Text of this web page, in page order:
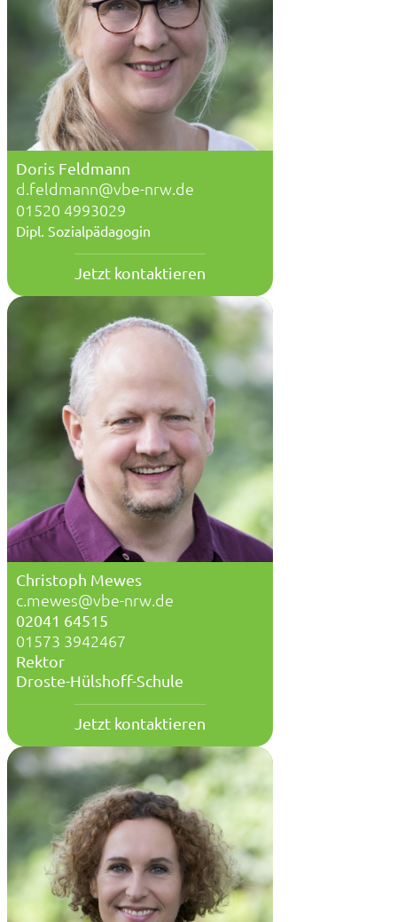
Doris Feldmann
d.feldmann@vbe-nrw.de
01520 4993029
Dipl. Sozialpädagogin
Jetzt kontaktieren
Christoph Mewes
c.mewes@vbe-nrw.de
02041 64515
01573 3942467
Rektor
Droste-Hülshoff-Schule
Jetzt kontaktieren